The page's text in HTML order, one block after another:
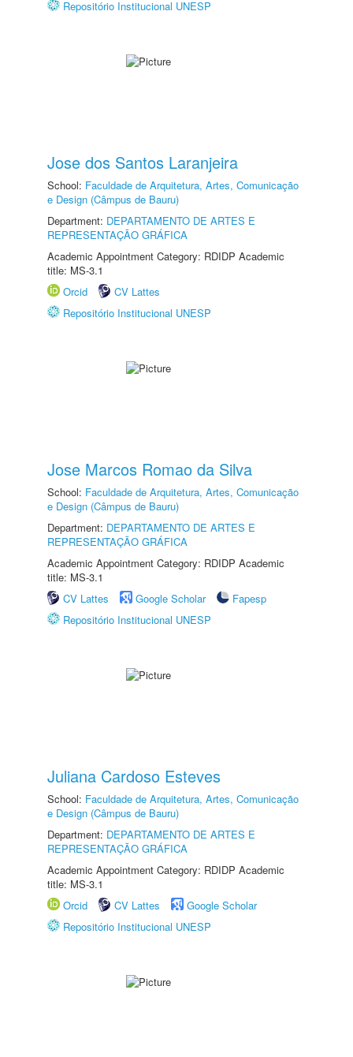
Repositório Institucional UNESP
Jose dos Santos Laranjeira
School: Faculdade de Arquitetura, Artes, Comunicação
e Design (Câmpus de Bauru)
Department: DEPARTAMENTO DE ARTES E
REPRESENTAÇÃO GRÁFICA
Academic Appointment Category: RDIDP Academic
title: MS-3.1
Orcid
CV Lattes
Repositório Institucional UNESP
Jose Marcos Romao da Silva
School: Faculdade de Arquitetura, Artes, Comunicação
e Design (Câmpus de Bauru)
Department: DEPARTAMENTO DE ARTES E
REPRESENTAÇÃO GRÁFICA
Academic Appointment Category: RDIDP Academic
title: MS-3.1
CV Lattes
Google Scholar
Fapesp
Repositório Institucional UNESP
Juliana Cardoso Esteves
School: Faculdade de Arquitetura, Artes, Comunicação
e Design (Câmpus de Bauru)
Department: DEPARTAMENTO DE ARTES E
REPRESENTAÇÃO GRÁFICA
Academic Appointment Category: RDIDP Academic
title: MS-3.1
Orcid
CV Lattes
Google Scholar
Repositório Institucional UNESP